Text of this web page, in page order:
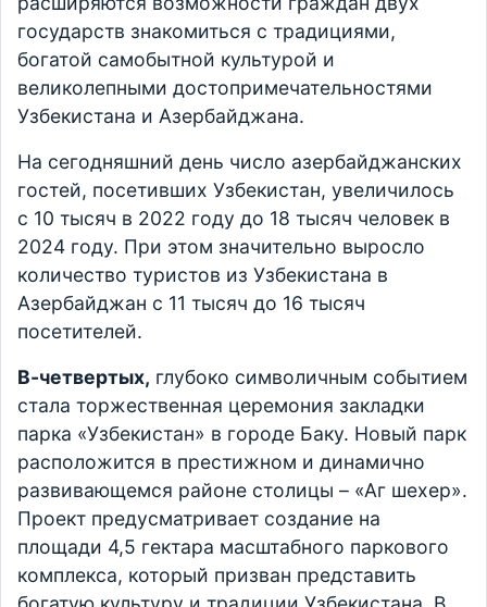
государств знакомиться с традициями,
богатой самобытной культурой и
великолепными достопримечательностями
Узбекистана и Азербайджана.
На сегодняшний день число азербайджанских
гостей, посетивших Узбекистан, увеличилось
с 10 тысяч в 2022 году до 18 тысяч человек в
2024 году. При этом значительно выросло
количество туристов из Узбекистана в
Азербайджан с 11 тысяч до 16 тысяч
посетителей.
В-четвертых, глубоко символичным событием
стала торжественная церемония закладки
парка «Узбекистан» в городе Баку. Новый парк
расположится в престижном и динамично
развивающемся районе столицы – «Аг шехер».
Проект предусматривает создание на
площади 4,5 гектара масштабного паркового
комплекса, который призван представить